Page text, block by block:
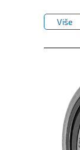
Više